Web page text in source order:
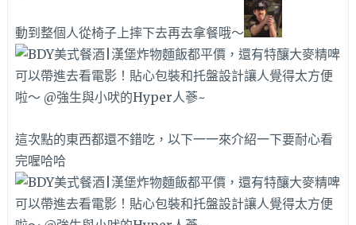
動到整個人從椅子上摔下去再去拿餐哦～
這次點的東西都還不錯吃，以下一一來介紹一下要耐心看
完喔哈哈